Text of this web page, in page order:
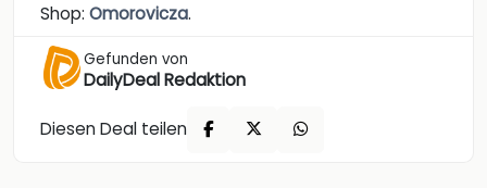
Shop: Omorovicza.
Gefunden von
DailyDeal Redaktion
Diesen Deal teilen